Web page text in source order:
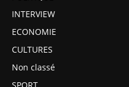
INTERVIEW
ECONOMIE
CULTURES
Non classé